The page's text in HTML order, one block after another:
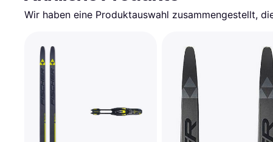
Wir haben eine Produktauswahl zusammengestellt,